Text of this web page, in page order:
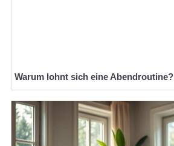
Warum lohnt sich eine Abendroutine?